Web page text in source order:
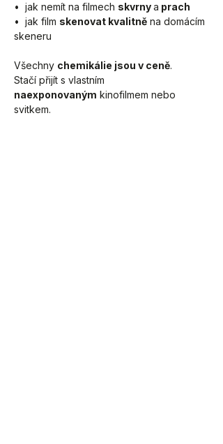
•  jak nemít na filmech skvrny a prach
•  jak film skenovat kvalitně na domácím
skeneru
Všechny chemikálie jsou v ceně.
Stačí přijít s vlastním
naexponovaným kinofilmem nebo
svitkem.